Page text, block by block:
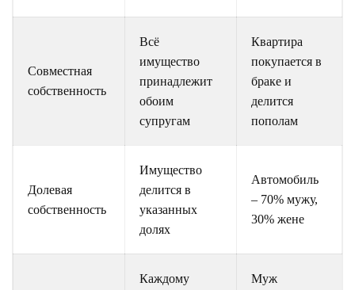
Совместная
собственность
Всё
имущество
принадлежит
обоим
супругам
Квартира
покупается в
браке и
делится
пополам
Долевая
собственность
Имущество
делится в
указанных
долях
Автомобиль
– 70% мужу,
30% жене
Каждому
Муж